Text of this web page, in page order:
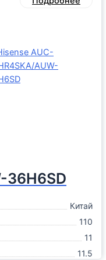
36H6SD
Китай
110
11
11.5